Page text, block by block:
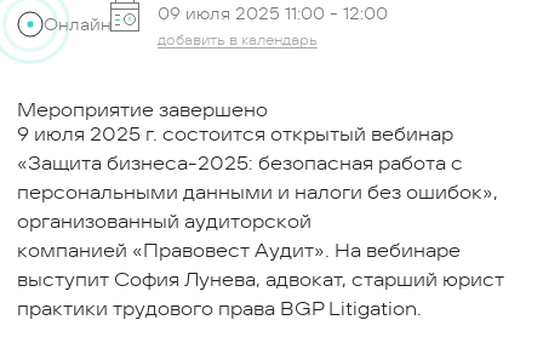
Онлайн 09 июля 2025 11:00 - 12:00
добавить в календарь
Мероприятие завершено
9 июля 2025 г. состоится открытый вебинар
«Защита бизнеса-2025: безопасная работа с
персональными данными и налоги без ошибок»,
организованный аудиторской
компанией «Правовест Аудит». На вебинаре
выступит София Лунева, адвокат, старший юрист
практики трудового права BGP Litigation.